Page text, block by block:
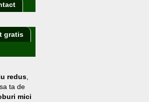
gratis
redus
ta de
mici